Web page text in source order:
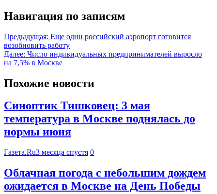
Навигация по записям
Предыдущая: Еще один российский аэропорт готовится
возобновить работу
Далее: Число индивидуальных предпринимателей выросло
на 7,5% в Москве
Похожие новости
Синоптик Тишковец: 3 мая
температура в Москве поднялась до
нормы июня
Газета.Ru3 месяца спустя 0
Облачная погода с небольшим дождем
ожидается в Москве на День Победы